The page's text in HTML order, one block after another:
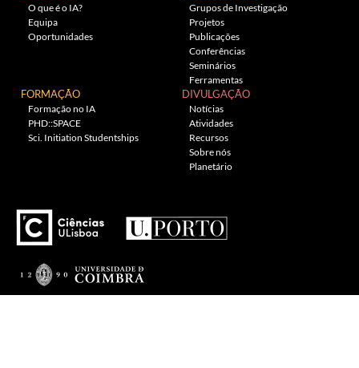
O que é o IA?
Equipa
Oportunidades
Grupos de Investigação
Projetos
Publicações
Conferências
Seminários
Ferramentas
FORMAÇÃO
Formação no IA
PHD::SPACE
Sci. Initiation Studentships
DIVULGAÇÃO
Notícias
Atividades
Recursos
Sobre nós
Planetário